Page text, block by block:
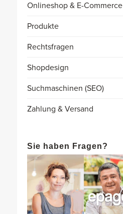
Onlineshop & E-Commerce
Produkte
Rechtsfragen
Shopdesign
Suchmaschinen (SEO)
Zahlung & Versand
Sie haben Fragen?